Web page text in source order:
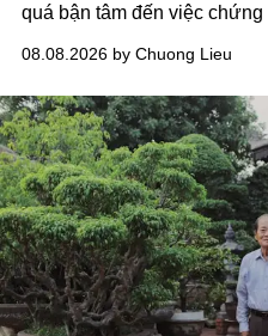
quá bận tâm đến việc
phim điện ảnh trong nửa
vớiRunning Man Vietnam,
bằng một tâm thế điềm tĩnh
dồi và chờ đợi những vai
những vùng đất mới. Ở tuổi
không phải những đích đến
tiến về phía trước.
08.08.2026 by Chuong Lieu